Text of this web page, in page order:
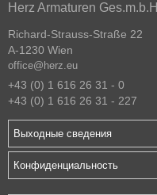
Herz Armaturen Ges.m.b.H
Richard-Strauss-Straße 22
A-1230 Wien
office@herz.eu
+43 (0) 1 616 26 31 - 0
+43 (0) 1 616 26 31 - 227
Выходные сведения
Конфиденциальность